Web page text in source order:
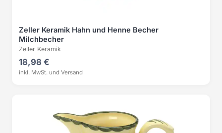
Zeller Keramik Hahn und Henne Becher
Milchbecher
Zeller Keramik
18,98 €
inkl. MwSt. und Versand